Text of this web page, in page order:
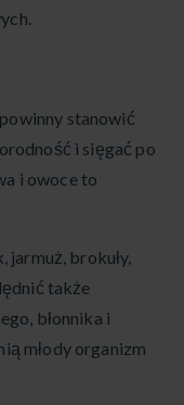
stanowić
i sięgać po
i owoce to
jarmuż, brokuły,
także
błonnika i
młody organizm